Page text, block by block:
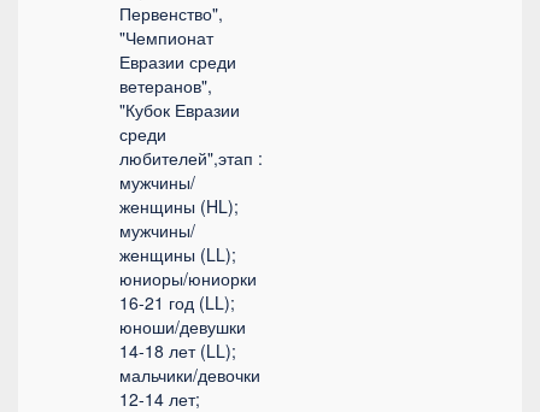
Первенство",
"Чемпионат
Евразии среди
ветеранов",
"Кубок Евразии
среди
любителей",этап :
мужчины/
женщины (HL);
мужчины/
женщины (LL);
юниоры/юниорки
16-21 год (LL);
юноши/девушки
14-18 лет (LL);
мальчики/девочки
12-14 лет;